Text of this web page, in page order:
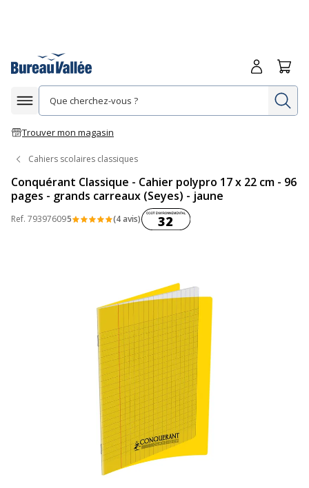
Afficher la navigation
Trouver mon magasin
Me
Cahiers scolaires classiques
Conquérant Classique - Cahier polypro 17 x 22 cm - 96
pages - grands carreaux (Seyes) - jaune
Ref. 793976095 (4 avis)Coût environnemental :
32